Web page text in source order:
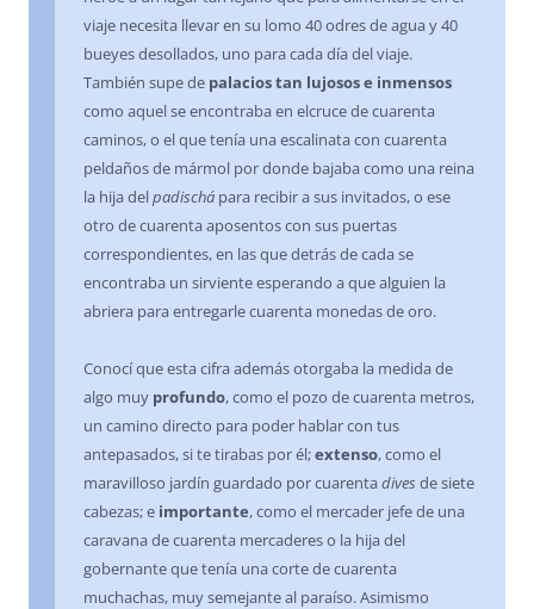
viaje necesita llevar en su lomo 40 odres de agua y 40
bueyes desollados, uno para cada día del viaje.
También supe de palacios tan lujosos e inmensos
como aquel se encontraba en elcruce de cuarenta
caminos, o el que tenía una escalinata con cuarenta
peldaños de mármol por donde bajaba como una reina
la hija delpadischá para recibir a sus invitados, o ese
otro de cuarenta aposentos con sus puertas
correspondientes, en las que detrás de cada se
encontraba un sirviente esperando a que alguien la
abriera para entregarle cuarenta monedas de oro.
Conocí que esta cifra además otorgaba la medida de
algo muy profundo, como el pozo de cuarenta metros,
un camino directo para poder hablar con tus
antepasados, si te tirabas por él;extenso, como el
maravilloso jardín guardado por cuarenta dives de siete
cabezas; e importante, como el mercader jefe de una
caravana de cuarenta mercaderes o la hija del
gobernante que tenía una corte de cuarenta
muchachas, muy semejante al paraíso. Asimismo